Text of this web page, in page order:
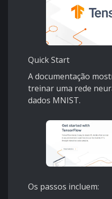
Quick Start
A documentação
treinar uma rede
dados MNIST.
Os passos incluem: